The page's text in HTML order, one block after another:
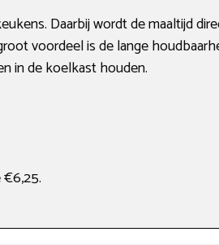
Daarbij wordt de maaltijd
voordeel is de lange
in de koelkast houden.